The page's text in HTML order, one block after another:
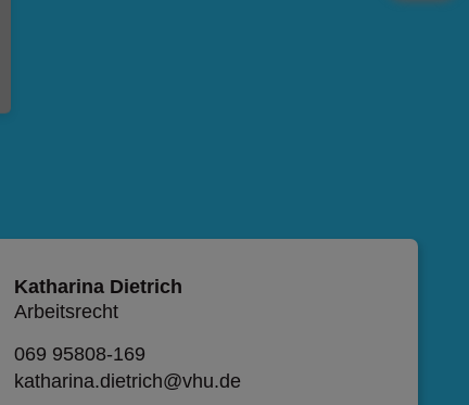
Katharina Dietrich
Arbeitsrecht
069 95808-169
katharina.dietrich@vhu.de